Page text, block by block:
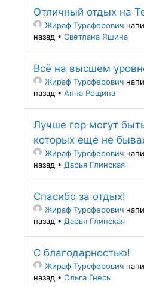
Отличный отдых на
Жираф Турсферович
назад • Светлана Яшина
Всё на высшем
Жираф Турсферович
назад • Анна Рощина
Лучше гор могут
которых еще не
Жираф Турсферович
назад • Дарья Глинская
Спасибо за отдых!
Жираф Турсферович
назад • Дарья Глинская
С благодарностью!
Жираф Турсферович
назад • Ольга Гнесь